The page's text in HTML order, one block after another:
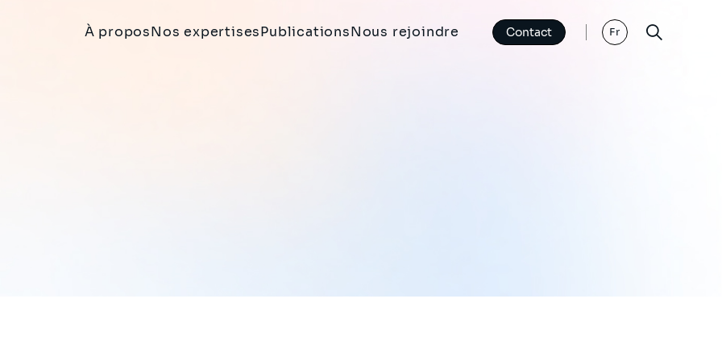
À proposNos expertisesPublicationsNous rejoindre Contact Fr